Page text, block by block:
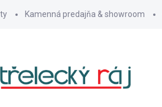
Kamenná predajňa & showroom